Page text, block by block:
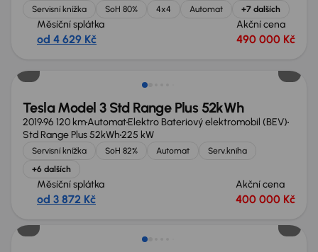
Servisní knížka SoH 80% 4x4 Automat +7 dalších
Měsíční splátka
od 4 629 Kč
Akční cena
490 000 Kč
Tesla Model 3 Std Range Plus 52kWh
201996 120 kmAutomatElektro Bateriový elektromobil (BEV)
Std Range Plus 52kWh225 kW
Servisní knížka SoH 82% Automat
Serv.kniha
+6 dalších
Měsíční splátka
od 3 872 Kč
Akční cena
400 000 Kč
Zlevněno o 20 000 Kč